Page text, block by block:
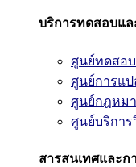
บริการทดสอบแล
ศูนย์ทดสอ
ศูนย์การแป
ศูนย์กฎหม
ศูนย์บริกา
สารสนเทศและก